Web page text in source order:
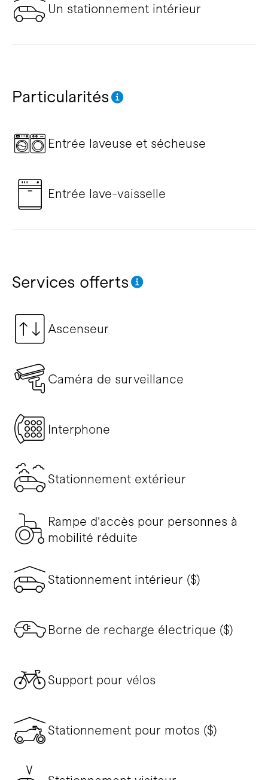
Un stationnement intérieur
Particularités
Entrée laveuse et sécheuse
Entrée lave-vaisselle
Services offerts
Ascenseur
Caméra de surveillance
Interphone
Stationnement extérieur
Rampe d'accès pour personnes à
mobilité réduite
Stationnement intérieur ($)
Borne de recharge électrique ($)
Support pour vélos
Stationnement pour motos ($)